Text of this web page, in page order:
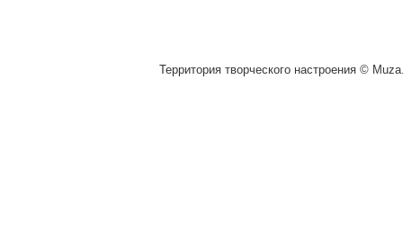
Территория творческого настроения ©